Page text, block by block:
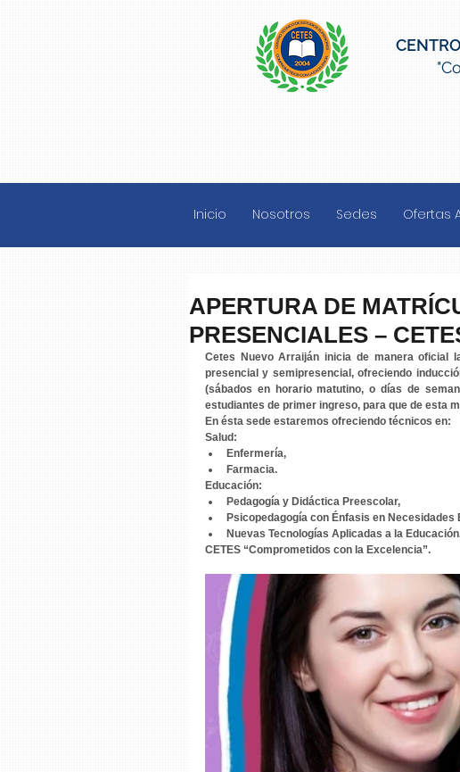
Inicio Nosotros Sedes Ofertas
APERTURA DE
PRESENCIALES –
Cetes Nuevo Arraiján inicia de manera oficial
presencial y semipresencial, ofreciendo
(sábados en horario matutino, o días de
estudiantes de primer ingreso, para que de esta
En ésta sede estaremos ofreciendo técnicos en:
Salud:
Enfermería,
Farmacia.
Educación:
Pedagogía y Didáctica Preescolar,
Psicopedagogía con Énfasis en
Nuevas Tecnologías Aplicadas a la
CETES “Comprometidos con la Excelencia”.